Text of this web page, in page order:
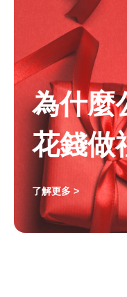
為什麼
花錢做
了解更多 >